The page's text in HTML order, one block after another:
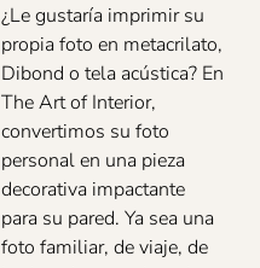
¿Le gustaría imprimir su
propia foto en metacrilato,
Dibond o tela acústica? En
The Art of Interior,
convertimos su foto
personal en una pieza
decorativa impactante
para su pared. Ya sea una
foto familiar, de viaje, de